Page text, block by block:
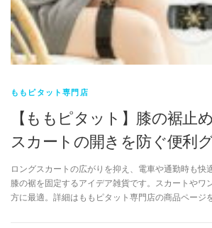
ももピタット専門店
【ももピタット】膝の裾止
スカートの開きを防ぐ便利
ロングスカートの広がりを抑え、電車や通勤時も快
膝の裾を固定するアイデア雑貨です。スカートやワ
方に最適。詳細はももピタット専門店の商品ページ